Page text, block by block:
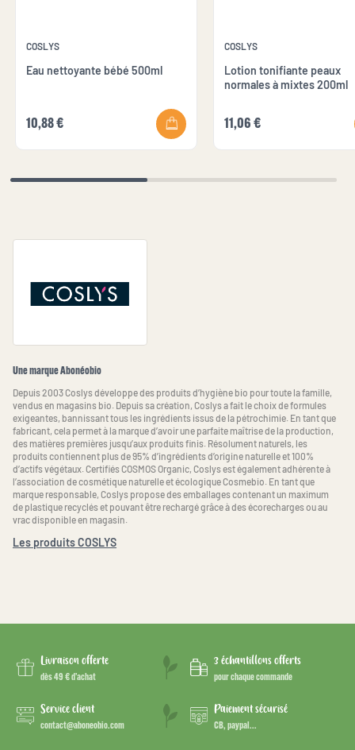
COSLYS
Eau nettoyante bébé 500ml
10,88 €
COSLYS
Lotion tonifiante peaux
normales à mixtes 200ml
11,06 €
Une marque Abonéobio
Depuis 2003 Coslys développe des produits d’hygiène bio pour toute la famille,
vendus en magasins bio. Depuis sa création, Coslys a fait le choix de formules
exigeantes, bannissant tous les ingrédients issus de la pétrochimie. En tant que
fabricant, cela permet à la marque d’avoir une parfaite maîtrise de la production,
des matières premières jusqu’aux produits finis. Résolument naturels, les
produits contiennent plus de 95% d’ingrédients d’origine naturelle et 100%
d’actifs végétaux. Certifiés COSMOS Organic, Coslys est également adhérente à
l’association de cosmétique naturelle et écologique Cosmebio. En tant que
marque responsable, Coslys propose des emballages contenant un maximum
de plastique recyclés et pouvant être rechargé grâce à des écorecharges ou au
vrac disponible en magasin.
Les produits COSLYS
Livraison offerte
dès 49 € d’achat
3 échantillons offerts
pour chaque commande
Service client
contact@aboneobio.com
Paiement sécurisé
CB, paypal...